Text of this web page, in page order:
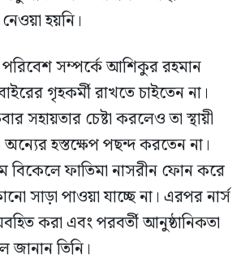
হয়নি।
পরিবেশ সম্পর্কে আশিকুর রহমান
গৃহকর্মী রাখতে চাইতেন না।
সহায়তার চেষ্টা করলেও তা স্থায়ী
হস্তক্ষেপ পছন্দ করতেন না।
বিকেলে ফাতিমা নাসরীন ফোন করে
সাড়া পাওয়া যাচ্ছে না। এরপর নার্স
করা এবং পরবর্তী আনুষ্ঠানিকতা
জানান তিনি।